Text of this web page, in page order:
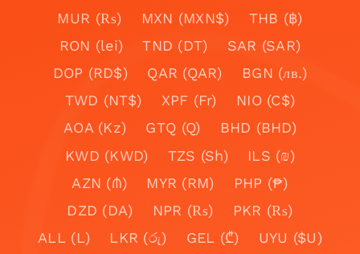
MUR (₨)
MXN (MXN$)
THB (฿)
RON (lei)
TND (DT)
SAR (SAR)
DOP (RD$)
QAR (QAR)
BGN (лв.)
TWD (NT$)
XPF (Fr)
NIO (C$)
AOA (Kz)
GTQ (Q)
BHD (BHD)
KWD (KWD)
TZS (Sh)
ILS (₪)
AZN (₼)
MYR (RM)
PHP (₱)
DZD (DA)
NPR (₨)
PKR (₨)
ALL (L)
LKR (රු) GEL (₾)
UYU ($U)